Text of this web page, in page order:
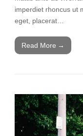
imperdiet rhoncus ut
eget, placerat…
Read More →